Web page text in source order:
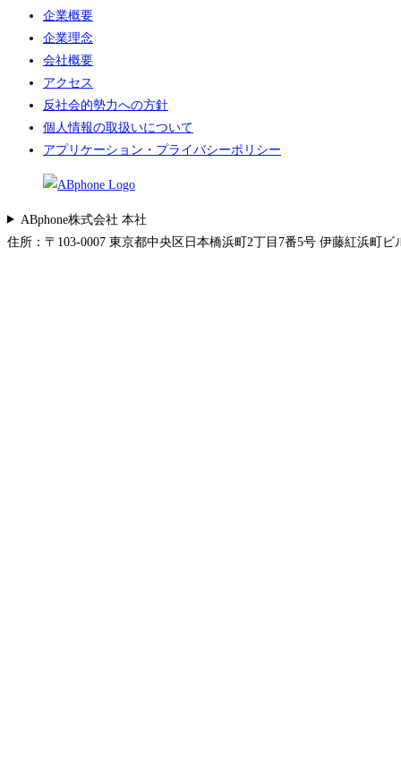
企業概要
企業理念
会社概要
アクセス
反社会的勢力への方針
個人情報の取扱いについて
アプリケーション・プライバシーポリシー
ABphone株式会社 本社
住所：〒103-0007 東京都中央区日本橋浜町2丁目7番5号 伊藤紅浜町